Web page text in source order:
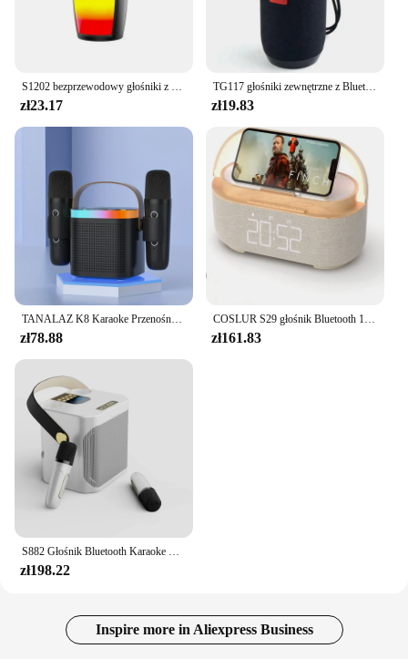
S1202 bezprzewodowy głośniki z Bluetooth potężny przenośny głośnik Subwoofer samochodowy sprzęt Audio odtwarzacz basowy MP3 nagłośnienie światła LED
zł23.17
TG117 głośniki zewnętrzne z Bluetooth przenośny głośnik bezprzewodowy kolumna podwójny bas dźwięk Bar Subwoofer odtwarzacz muzyczny głośnik Radio FM
zł19.83
zł78.88 zł161.83
zł198.22
Inspire more in Aliexpress Business